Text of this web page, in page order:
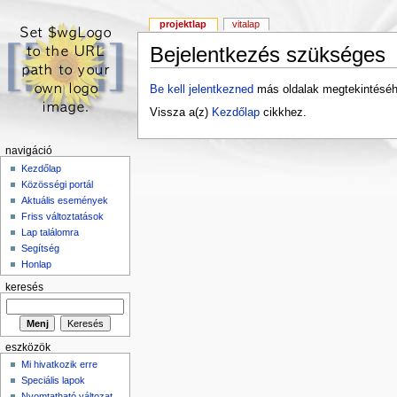
Bejelentkezés szükséges
Be kell jelentkezned más oldalak
Vissza a(z) Kezdőlapcikkhez.
projektlap vitalap
navigáció
Kezdőlap
Közösségi portál
Aktuális események
Friss változtatások
Lap találomra
Segítség
Honlap
keresés
eszközök
Mi hivatkozik erre
Speciális lapok